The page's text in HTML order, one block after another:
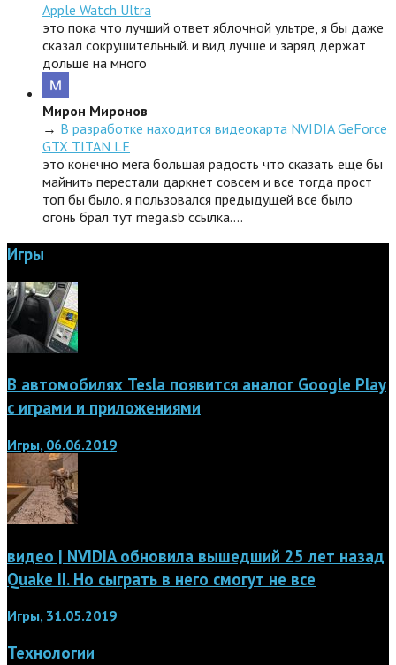
Apple Watch Ultra
это пока что лучший ответ яблочной ультре, я бы даже
сказал сокрушительный. и вид лучше и заряд держат
дольше на много
Мирон Миронов
→ В разработке находится видеокарта NVIDIA GeForce
GTX TITAN LE
это конечно мега большая радость что сказать еще бы
майнить перестали даркнет совсем и все тогда прост
топ бы было. я пользовался предыдущей все было
огонь брал тут rnega.sb ссылка.…
Игры
В автомобилях Tesla появится аналог Google Play
с играми и приложениями
Игры, 06.06.2019
видео | NVIDIA обновила вышедший 25 лет назад
Quake II. Но сыграть в него смогут не все
Игры, 31.05.2019
Технологии